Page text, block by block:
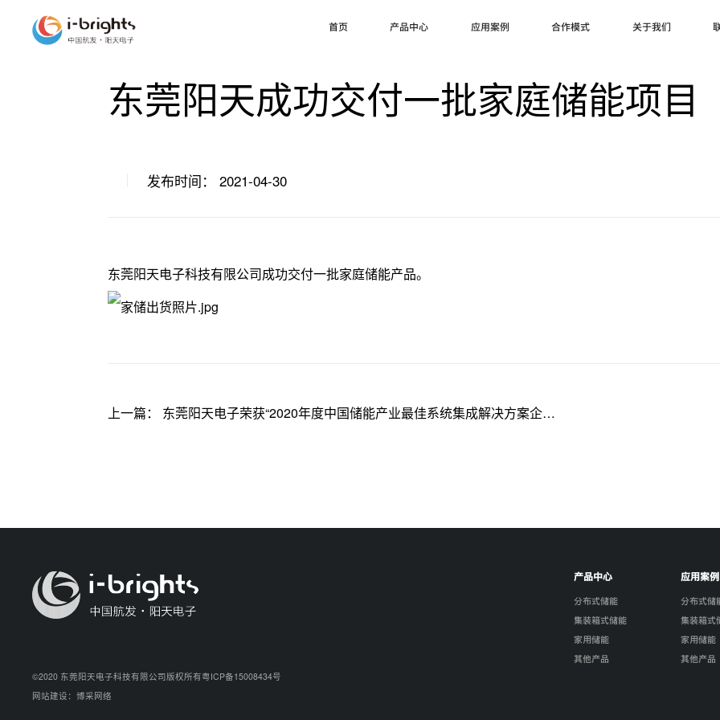
首页 产品中心 应用案例 合作模式 关于我们
东莞阳天成功交付一批家庭储能项目
发布时间： 2021-04-30
东莞阳天电子科技有限公司成功交付一批家庭储能产品。
上一篇： 东莞阳天电子荣获“2020年度中国储能产业最佳系统集成解决方案企…
©2020 东莞阳天电子科技有限公司版权所有粤ICP备15008434号
网站建设：博采网络
产品中心
分布式储能
集装箱式储能
家用储能
其他产品
应用案例
分布式储
集装箱式
家用储能
其他产品